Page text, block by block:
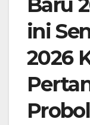
ini
2026